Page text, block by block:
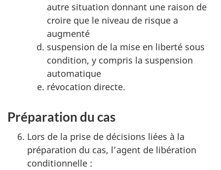
autre situation donnant une raison de
croire que le niveau de risque a
augmenté
suspension de la mise en liberté sous
condition, y compris la suspension
automatique
révocation directe.
Préparation du cas
Lors de la prise de décisions liées à la
préparation du cas, l’agent de libération
conditionnelle :